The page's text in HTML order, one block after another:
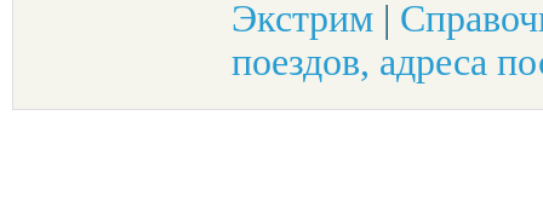
Экстрим |
поездов, адреса